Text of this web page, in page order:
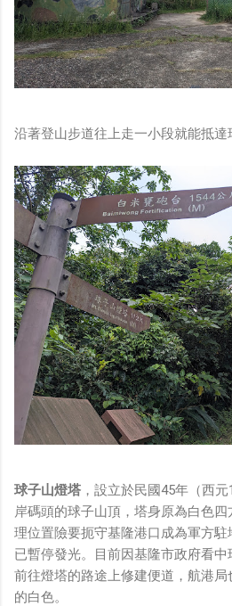
沿著登山步道往上走一小段就能抵達
球子山燈塔 ，設立於民國45年（西
岸碼頭的球子山頂，塔身原為白色
理位置險要扼守基隆港口成為軍方
已暫停發光。目前因基隆市政府看
前往燈塔的路途上修建便道，航港
的白色。